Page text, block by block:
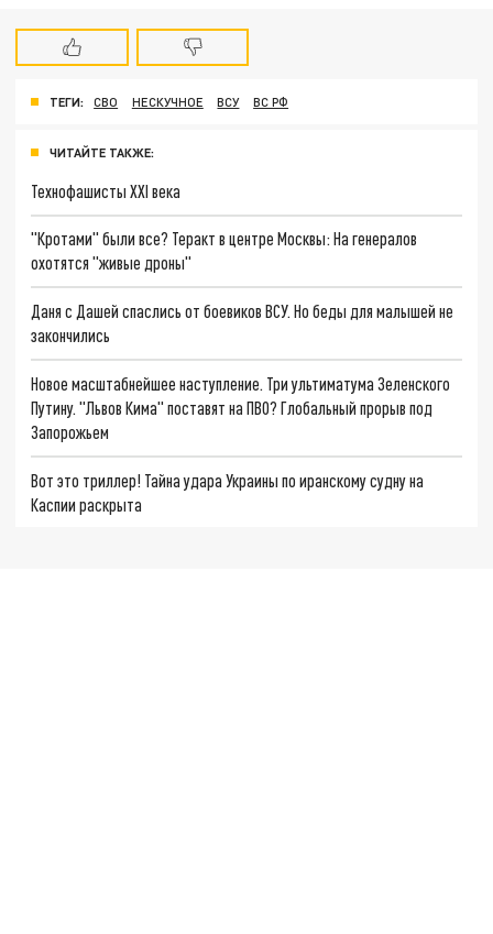
ТЕГИ: СВО НЕСКУЧНОЕ ВСУ ВС РФ
ЧИТАЙТЕ ТАКЖЕ:
Технофашисты XXI века
"Кротами" были все? Теракт в центре Москвы: На генералов
охотятся "живые дроны"
Даня с Дашей спаслись от боевиков ВСУ. Но беды для малышей не
закончились
Новое масштабнейшее наступление. Три ультиматума Зеленского
Путину. "Львов Кима" поставят на ПВО? Глобальный прорыв под
Запорожьем
Вот это триллер! Тайна удара Украины по иранскому судну на
Каспии раскрыта